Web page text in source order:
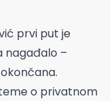
prvi put je
nagađalo –
o privatnom